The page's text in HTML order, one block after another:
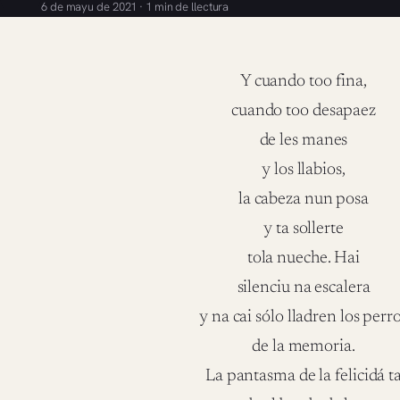
6 de mayu de 2021 · 1 min de llectura
Y cuando too fina,
cuando too desapaez
de les manes
y los llabios,
la cabeza nun posa
y ta sollerte
tola nueche. Hai
silenciu na escalera
y na cai sólo lladren los
de la memoria.
La pantasma de la felicidá